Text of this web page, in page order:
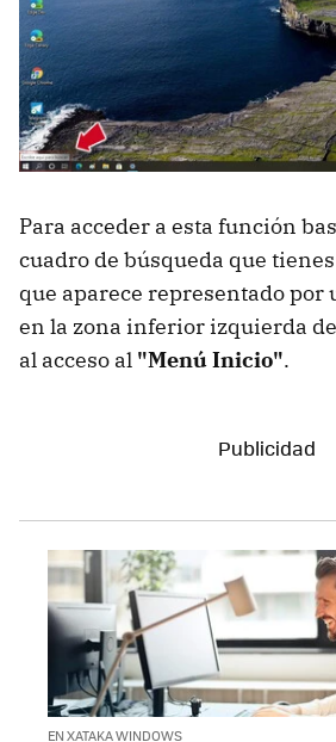
Para acceder a esta función
cuadro de búsqueda que
que aparece representado por
en la zona inferior izquierda
al acceso al "Menú Inicio".
EN XATAKA WINDOWS